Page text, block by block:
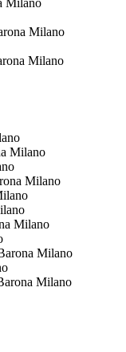
Milano
Milano
Milano
Milano
Milano
Milano
Milano
Milano